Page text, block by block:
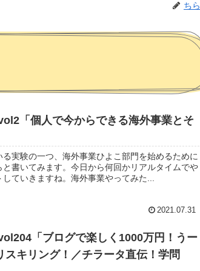
ちら
「個人で今からできる海外事業とそ
実験の一つ、海外事業ひよこ部門を始めるために
書いてみます。今日から何回かリアルタイムでや
ていきますね。海外事業やってみた...
2021.07.31
「ブログで楽しく1000万円！うー
キリング！／チラータ直伝！学問